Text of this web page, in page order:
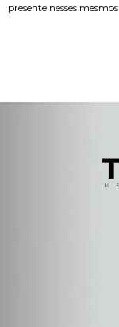
presente nesses mesmos